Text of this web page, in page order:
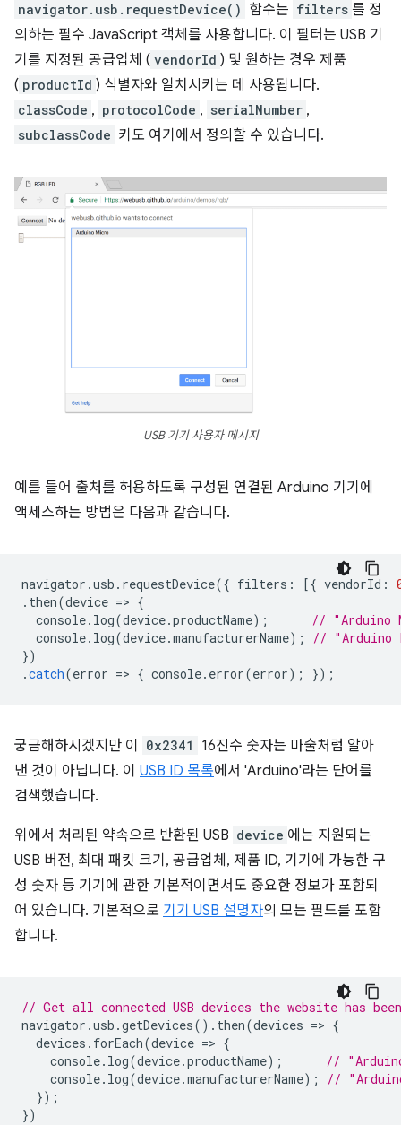
navigator.usb.requestDevice() 함수는 filters 를 정
의하는 필수 JavaScript 객체를 사용합니다. 이 필터는 USB 기
기를 지정된 공급업체 ( vendorId ) 및 원하는 경우 제품
( productId ) 식별자와 일치시키는 데 사용됩니다.
classCode , protocolCode , serialNumber ,
subclassCode 키도 여기에서 정의할 수 있습니다.
USB 기기 사용자 메시지
예를 들어 출처를 허용하도록 구성된 연결된 Arduino 기기에
액세스하는 방법은 다음과 같습니다.
navigator .usb . requestDevice({ filters : [{ vendorId :
. then(device => {
console. log(device.productName);
// "Arduino
console. log(device.manufacturerName);
// "Arduino
})
.catch(error => { console. error(error); });
궁금해하시겠지만 이 0x2341
16진수 숫자는 마술처럼 알아
낸 것이 아닙니다. 이 USB ID 목록에서 'Arduino'라는 단어를
검색했습니다.
위에서 처리된 약속으로 반환된 USB device 에는 지원되는
USB 버전, 최대 패킷 크기, 공급업체, 제품 ID, 기기에 가능한 구
성 숫자 등 기기에 관한 기본적이면서도 중요한 정보가 포함되
어 있습니다. 기본적으로 기기 USB 설명자의 모든 필드를 포함
합니다.
// Get all connected USB devices the website has
navigator .usb .getDevices(). then(devices => {
devices . forEach(device => {
console. log(device.productName);
//
console. log(device.manufacturerName);
//
});
})